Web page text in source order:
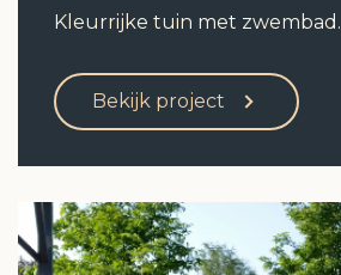
Kleurrijke tuin met zwembad.
Bekijk project